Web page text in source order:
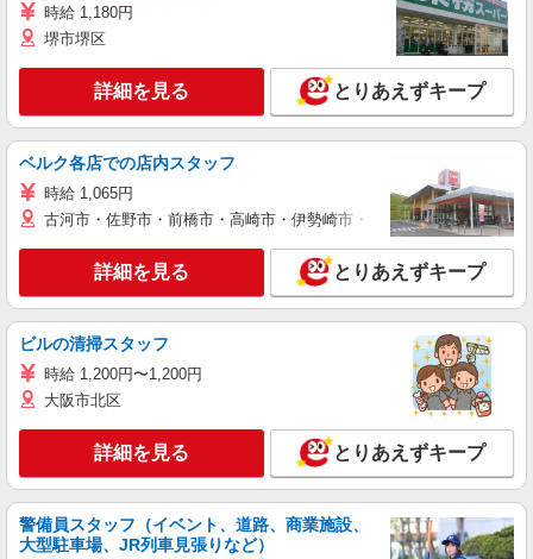
時給 1,180円
堺市堺区
詳細を見る とりあえずキープ
ベルク各店での店内スタッフ
時給 1,065円
古河市・佐野市・前橋市・高崎市・伊勢崎市・太田市・館林市・藤
詳細を見る とりあえずキープ
ビルの清掃スタッフ
時給 1,200円〜1,200円
大阪市北区
詳細を見る とりあえずキープ
警備員スタッフ（イベント、道路、商業施設、
大型駐車場、JR列車見張りなど）